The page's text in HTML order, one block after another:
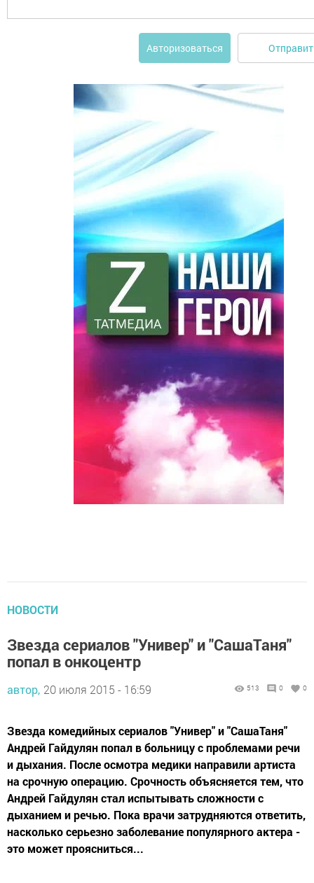
Авторизоваться
НОВОСТИ
Звезда сериалов "Универ" и "СашаТаня"
попал в онкоцентр
автор, 20 июля 2015 - 16:59 513 0 0
Звезда комедийных сериалов "Универ" и "СашаТаня"
Андрей Гайдулян попал в больницу с проблемами речи
и дыхания. После осмотра медики направили артиста
на срочную операцию. Срочность объясняется тем, что
Андрей Гайдулян стал испытывать сложности с
дыханием и речью. Пока врачи затрудняются ответить,
насколько серьезно заболевание популярного актера -
это может проясниться...